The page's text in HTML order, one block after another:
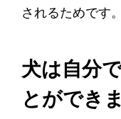
されるためです。
犬は自分
とができ